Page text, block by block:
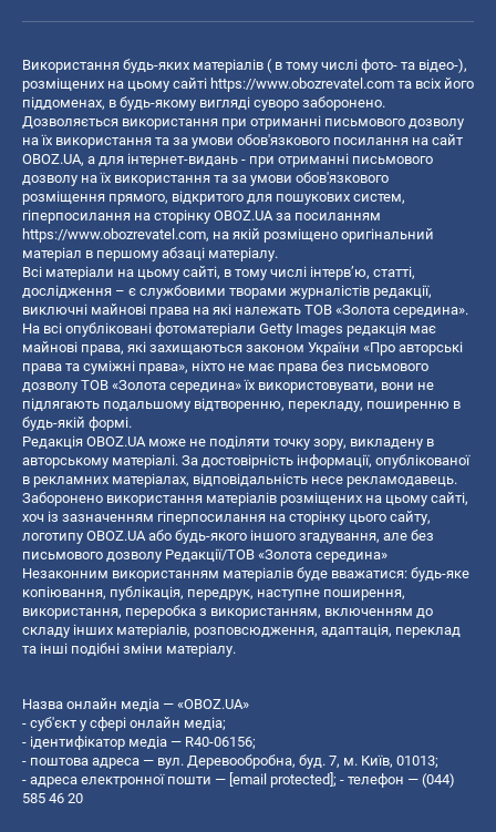
Використання будь-яких матеріалів ( в тому числі фото- та відео-),
розміщених на цьому сайті https://www.obozrevatel.com та всіх його
піддоменах, в будь-якому вигляді суворо заборонено.
Дозволяється використання при отриманні письмового дозволу
на їх використання та за умови обов'язкового посилання на сайт
OBOZ.UA, а для інтернет-видань - при отриманні письмового
дозволу на їх використання та за умови обов'язкового
розміщення прямого, відкритого для пошукових систем,
гіперпосилання на сторінку OBOZ.UA за посиланням
https://www.obozrevatel.com, на якій розміщено оригінальний
матеріал в першому абзаці матеріалу.
Всі матеріали на цьому сайті, в тому числі інтерв’ю, статті,
дослідження – є службовими творами журналістів редакції,
виключні майнові права на які належать ТОВ «Золота середина».
На всі опубліковані фотоматеріали Getty Images редакція має
майнові права, які захищаються законом України «Про авторські
права та суміжні права», ніхто не має права без письмового
дозволу ТОВ «Золота середина» їх використовувати, вони не
підлягають подальшому відтворенню, перекладу, поширенню в
будь-якій формі.
Редакція OBOZ.UA може не поділяти точку зору, викладену в
авторському матеріалі. За достовірність інформації, опублікованої
в рекламних матеріалах, відповідальність несе рекламодавець.
Заборонено використання матеріалів розміщених на цьому сайті,
хоч із зазначенням гіперпосилання на сторінку цього сайту,
логотипу OBOZ.UA або будь-якого іншого згадування, але без
письмового дозволу Редакції/ТОВ «Золота середина»
Незаконним використанням матеріалів буде вважатися: будь-яке
копiювання, публiкацiя, передрук, наступне поширення,
використання, переробка з використанням, включенням до
складу інших матеріалів, розповсюдження, адаптація, переклад
та інші подібні зміни матеріалу.
Назва онлайн медіа — «OBOZ.UA»
- суб'єкт у сфері онлайн медіа;
- ідентифікатор медіа — R40-06156;
- поштова адреса — вул. Деревообробна, буд. 7, м. Київ, 01013;
- адреса електронної пошти — [email protected] ; - телефон — (044)
585 46 20